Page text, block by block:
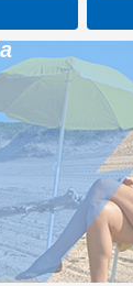
Baia
1km long
beautiful